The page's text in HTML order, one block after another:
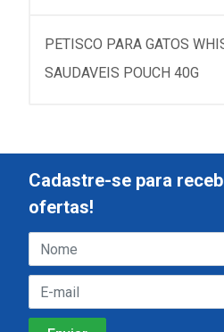
PETISCO PARA GATOS
SAUDAVEIS POUCH 40G
Cadastre-se para
ofertas!